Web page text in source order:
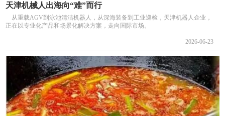
天津机械人出海向“难”而行
从重载AGV到泳池清洁机器人，从深海装备到工业巡检，天津机器人企业，
正在以专业化产品和场景化解决方案，走向国际市场。
2026-06-23